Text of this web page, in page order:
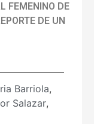
FEMENINO DE
DE UN
Barriola,
Salazar,